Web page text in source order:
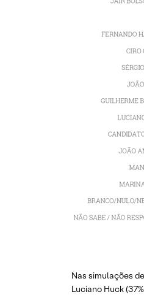
Nas simulações
Luciano Huck